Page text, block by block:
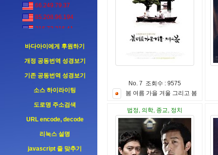
66.249.79.37
85.208.96.194
216.73.216.41
바다아이에게 후원하기
개정 공동번역 성경보기
기존 공동번역 성경보기
소스 하이라이팅
도로명 주소검색
URL encode, decode
리눅스 설명
javascript 줄 맞추기
No. 7 조회수 : 9575
봄 여 름 가을 겨 울 그리 고 봄
법정, 의학, 종교, 정치